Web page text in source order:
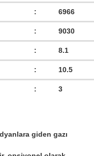
: 6966
: 9030
: 8.1
: 10.5
: 3
giden gazı